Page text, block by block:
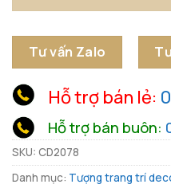
Tư vấn Zalo
Hỗ trợ bán lẻ:
Hỗ trợ bán buôn:
SKU: CD2078
Danh mục: Tượng trang trí